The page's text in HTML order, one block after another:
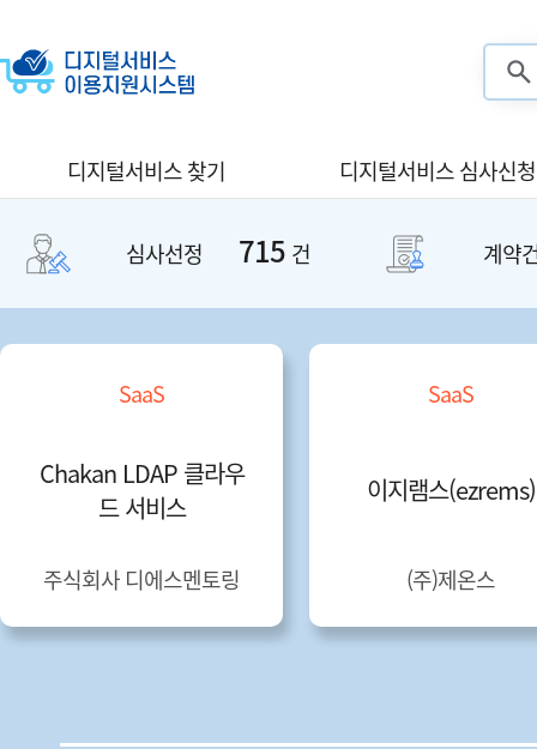
디지털서비스 찾기 디지털서비스 심사신청
심사선정 715 건 계약
SaaS
Chakan LDAP 클라우
드 서비스
주식회사 디에스멘토링
SaaS
이지램스(ezrems)
(주)제온스